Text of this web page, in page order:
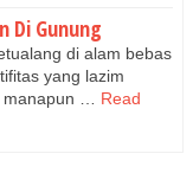
Di Gunung
di alam bebas
yang lazim
…
Read